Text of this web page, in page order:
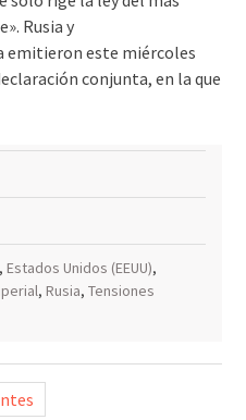
Rusia y
emitieron este miércoles
conjunta, en la que
, Estados Unidos (EEUU),
, Rusia, Tensiones